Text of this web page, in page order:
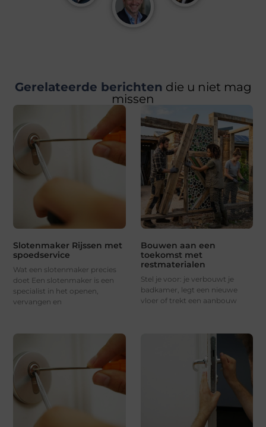
Gerelateerde berichten die u niet mag
missen
Slotenmaker Rijssen met
spoedservice
Wat een slotenmaker precies
doet Een slotenmaker is een
specialist in het openen,
vervangen en
Bouwen aan een
toekomst met
restmaterialen
Stel je voor: je verbouwt je
badkamer, legt een nieuwe
vloer of trekt een aanbouw